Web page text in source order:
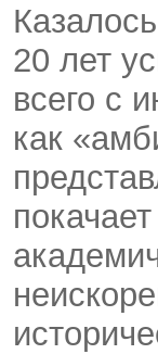
20 лет
всего с
как